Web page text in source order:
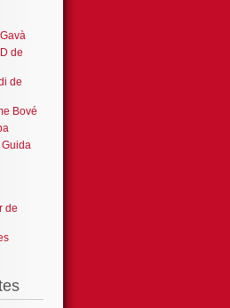
de
de
Bové
Guida
de